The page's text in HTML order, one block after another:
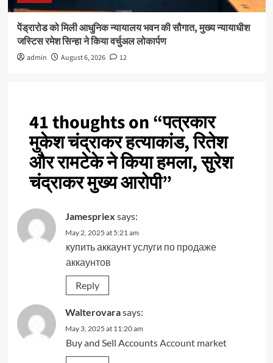
पेंड्रारोड को मिली आधुनिक न्यायालय भवन की सौगात, मुख्य न्यायाधीश
जस्टिस रमेश सिन्हा ने किया वर्चुअल लोकार्पण
admin August 6, 2026 12
41 thoughts on “पत्रकार
मुकेश चंद्राकर हत्याकांड, रितेश
और रामटेके ने किया हमला, सुरेश
चंद्राकर मुख्य आरोपी”
Jamespriex says:
May 2, 2025 at 5:21 am
купить аккаунтуслуги по продаже
аккаунтов
Reply
Walterovarasays:
May 3, 2025 at 11:20 am
Buy and Sell AccountsAccount market